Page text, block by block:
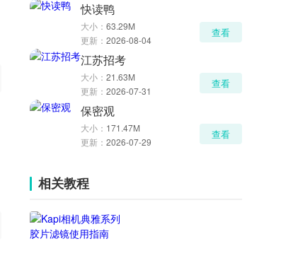
快读鸭
大小： 63.29M
更新： 2026-08-04
查看
江苏招考
大小： 21.63M
更新： 2026-07-31
查看
保密观
大小： 171.47M
更新： 2026-07-29
查看
相关教程